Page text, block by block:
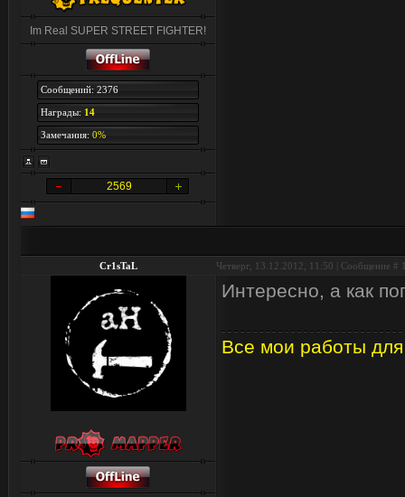
Im Real SUPER STREET FIGHTER!
Сообщений: 2376
Награды: 14
Замечания: 0%
2569
Cr1sTaL Четверг, 13.12.2012, 11:50 | Сообщение #
Интересно, а как
Все мои работы